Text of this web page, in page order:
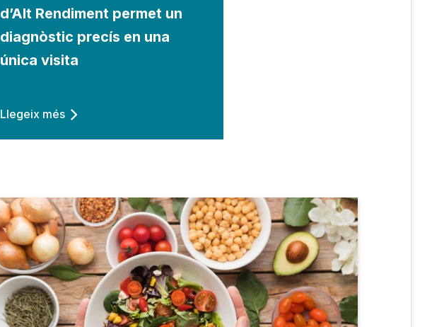
d’Alt Rendiment permet un
diagnòstic precís en una
única visita
Llegeix més